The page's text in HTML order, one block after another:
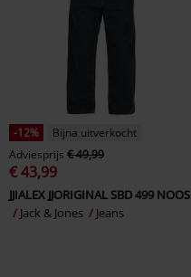
-12%
Bijna uitverkocht
Adviesprijs € 49,99
€ 43,99
JJIALEX JJORIGINAL SBD 499 NOOS
Jack & Jones
Jeans